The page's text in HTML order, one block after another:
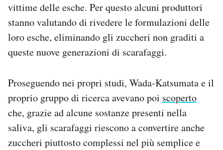
vittime delle esche. Per questo alcuni produttori
stanno valutando di rivedere le formulazioni delle
loro esche, eliminando gli zuccheri non graditi a
queste nuove generazioni di scarafaggi.
Proseguendo nei propri studi, Wada-Katsumata e il
proprio gruppo di ricerca avevano poi scoperto
che, grazie ad alcune sostanze presenti nella
saliva, gli scarafaggi riescono a convertire anche
zuccheri piuttosto complessi nel più semplice e